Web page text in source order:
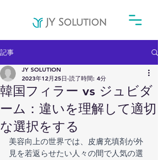
記事
韓国フィラー vs ジュビダ
ーム：違いを理解して適切
な選択をする
JY SOLUTION
2023年12月25日 読了時間: 4分
美容向上の世界では、皮膚充填剤が外
見を若返らせたい人々の間で人気の選